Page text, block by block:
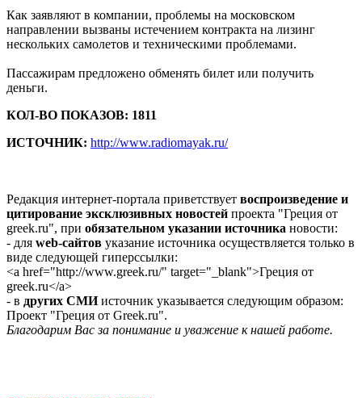
Как заявляют в компании, проблемы на московском
направлении вызваны истечением контракта на лизинг
нескольких самолетов и техническими проблемами.
Пассажирам предложено обменять билет или получить
деньги.
КОЛ-ВО ПОКАЗОВ: 1811
ИСТОЧНИК: http://www.radiomayak.ru/
Редакция интернет-портала приветствует воспроизведение и
цитирование эксклюзивных новостей проекта "Греция от
greek.ru", при обязательном указании источника новости:
- для web-сайтов указание источника осуществляется только в
виде следующей гиперссылки:
<a href="http://www.greek.ru/" target="_blank">Греция от
greek.ru</a>
- в других СМИисточник указывается следующим образом:
Проект "Греция от Greek.ru".
Благодарим Вас за понимание и уважение к нашей работе.